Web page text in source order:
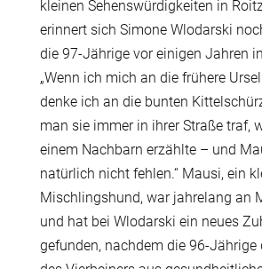
kleinen Sehenswürdigkeiten in
erinnert sich Simone Wlodarski
die 97-Jährige vor einigen Jahren
„Wenn ich mich an die frühere
denke ich an die bunten
man sie immer in ihrer Straße traf,
einem Nachbarn erzählte – und
natürlich nicht fehlen.“ Mausi, ein
Mischlingshund, war jahrelang an
und hat bei Wlodarski ein neues
gefunden, nachdem die 96-Jährige